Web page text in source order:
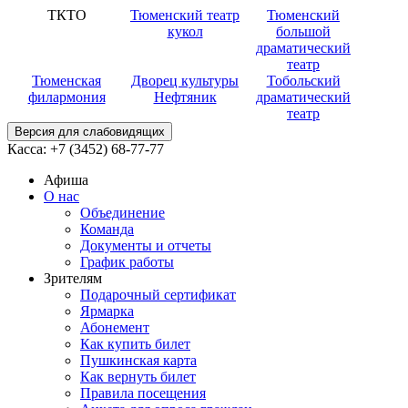
ТКТО
Тюменский театр
кукол
Тюменский
большой
драматический
театр
Тюменская
филармония
Дворец культуры
Нефтяник
Тобольский
драматический
театр
Версия для слабовидящих
Касса: +7 (3452) 68-77-77
Афиша
О нас
Объединение
Команда
Документы и отчеты
График работы
Зрителям
Подарочный сертификат
Ярмарка
Абонемент
Как купить билет
Пушкинская карта
Как вернуть билет
Правила посещения